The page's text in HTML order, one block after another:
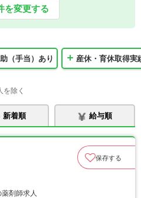
を変更する
（手当）あり 産休・育休取得実
除く
新着順 給与順
保存する
剤師求人